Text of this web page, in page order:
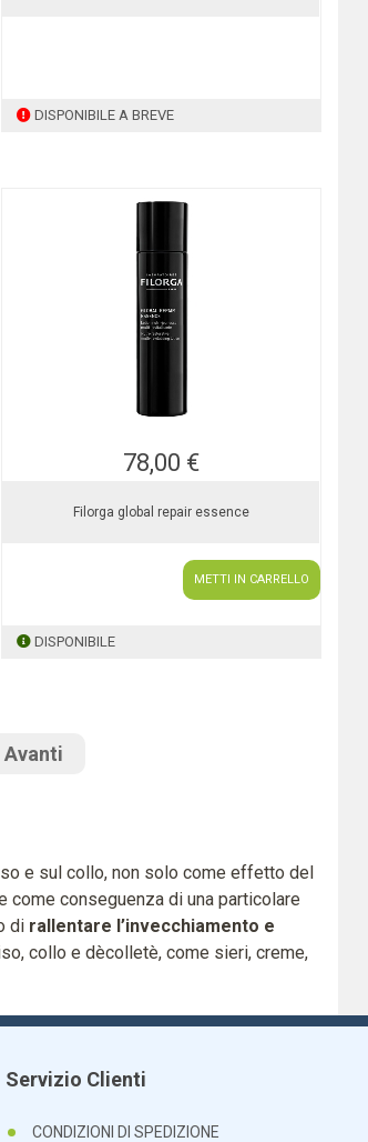
DISPONIBILE A BREVE
78,00 €
Filorga global repair essence
METTI IN CARRELLO
DISPONIBILE
Avanti
e sul collo, non solo come effetto del
conseguenza di una particolare
dirallentare l’invecchiamento e
collo e dècolletè, come sieri, creme,
Servizio Clienti
CONDIZIONI DI SPEDIZIONE